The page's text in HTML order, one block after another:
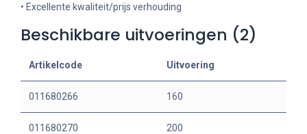
• Excellente kwaliteit/prijs verhouding
Beschikbare uitvoeringen (2)
Artikelcode Uitvoering
011680266 160
011680270 200